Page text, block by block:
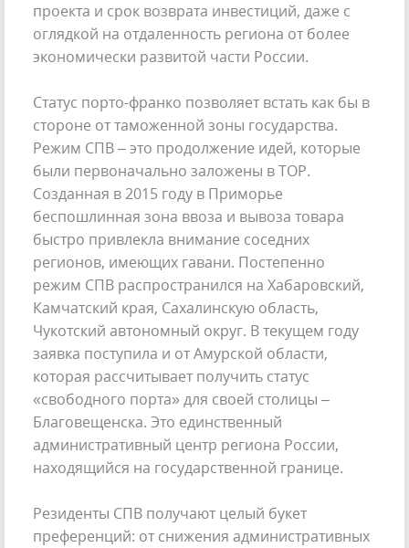
проекта и срок возврата инвестиций, даже с
оглядкой на отдаленность региона от более
экономически развитой части России.
Статус порто-франко позволяет встать как бы в
стороне от таможенной зоны государства.
Режим СПВ – это продолжение идей, которые
были первоначально заложены в ТОР.
Созданная в 2015 году в Приморье
беспошлинная зона ввоза и вывоза товара
быстро привлекла внимание соседних
регионов, имеющих гавани. Постепенно
режим СПВ распространился на Хабаровский,
Камчатский края, Сахалинскую область,
Чукотский автономный округ. В текущем году
заявка поступила и от Амурской области,
которая рассчитывает получить статус
«свободного порта» для своей столицы –
Благовещенска. Это единственный
административный центр региона России,
находящийся на государственной границе.
Резиденты СПВ получают целый букет
преференций: от снижения административных